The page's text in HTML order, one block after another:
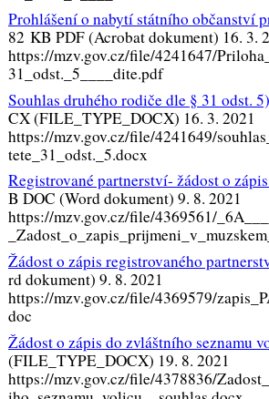
Prohlášení o nabytí státního občanství
82 KB PDF (Acrobat dokument) 16. 3.
https://mzv.gov.cz/file/4241647/
31_odst._5____dite.pdf
Souhlas druhého rodiče dle § 31 odst.
CX (FILE_TYPE_DOCX) 16. 3. 2021
https://mzv.gov.cz/file/4241649/
tete_31_odst._5.docx
Registrované partnerství- žádost o
B DOC (Word dokument) 9. 8. 2021
https://mzv.gov.cz/file/4369561/
Žádost o zápis registrovaného
rd dokument) 9. 8. 2021
https://mzv.gov.cz/file/4369579/
doc
Žádost o zápis do zvláštního seznamu
(FILE_TYPE_DOCX) 19. 8. 2021
https://mzv.gov.cz/file/4378836/